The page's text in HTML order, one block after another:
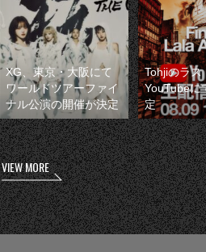
XG、東京・大阪にて
ワールドツアーファイ
ナル公演の開催が決定
Tohjiのラス
YouTubeに
定
VIEW MORE